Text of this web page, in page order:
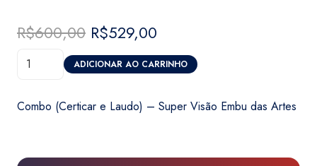
R$600,00 O
preço
original
R$600,00.
R$529,00
preço
atual
R$529,00.
Combo
e
Super
ADICIONAR AO CARRINHO
Combo (Certicar e Laudo) – Super Visão Embu das Artes